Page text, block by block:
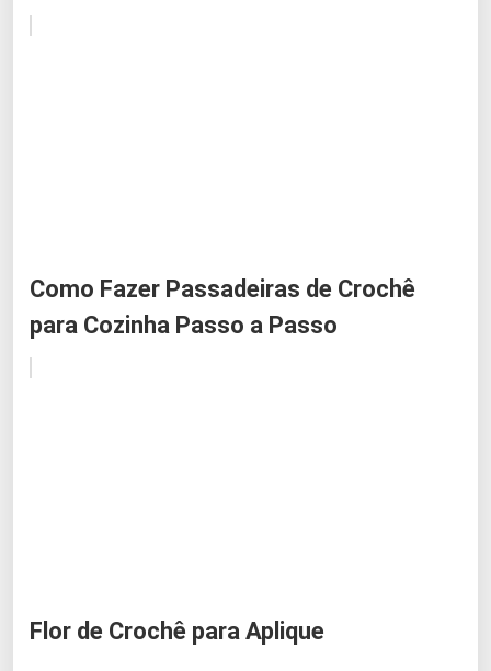
Como Fazer Passadeiras de Crochê
para Cozinha Passo a Passo
Flor de Crochê para Aplique